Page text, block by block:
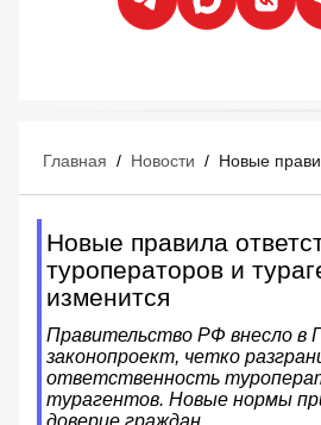
Главная / Новости /
Новые правила
туроператоров и
изменится
Правительство РФ внесло в
законопроект, четко
ответственность
турагентов. Новые нормы